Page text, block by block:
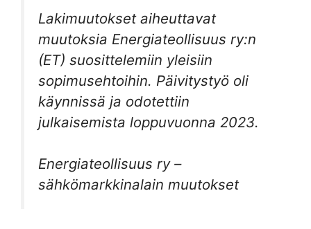
Lakimuutokset aiheuttavat
muutoksia Energiateollisuus ry:n
(ET) suosittelemiin yleisiin
sopimusehtoihin. Päivitystyö oli
käynnissä ja odotettiin
julkaisemista loppuvuonna 2023.
Energiateollisuus ry –
sähkömarkkinalain muutokset